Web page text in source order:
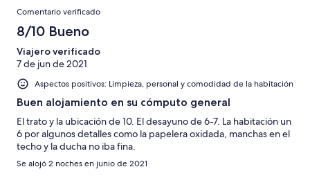
Comentario verificado
8/10 Bueno
Viajero verificado
7 de jun de 2021
Aspectos positivos: Limpieza, personal y comodidad de la habitación
Buen alojamiento en su cómputo general
El trato y la ubicación de 10. El desayuno de 6-7. La habitación un
6 por algunos detalles como la papelera oxidada, manchas en el
techo y la ducha no iba fina.
Se alojó 2 noches en junio de 2021